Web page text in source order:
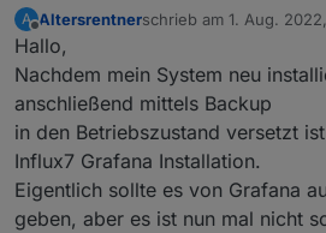
A
Offline
Altersrentnerschrieb am 1. Aug.
zuletzt editiert von
Hallo,
Nachdem mein System neu
anschließend mittels Backup
in den Betriebszustand versetzt
Influx7 Grafana Installation.
Eigentlich sollte es von Grafana
geben, aber es ist nun mal nicht